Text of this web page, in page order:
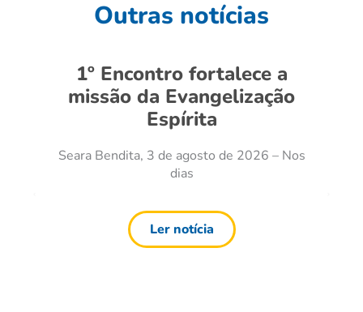
Outras notícias
1º Encontro fortalece a
missão da Evangelização
Espírita
Seara Bendita, 3 de agosto de 2026 – Nos
dias
Ler notícia